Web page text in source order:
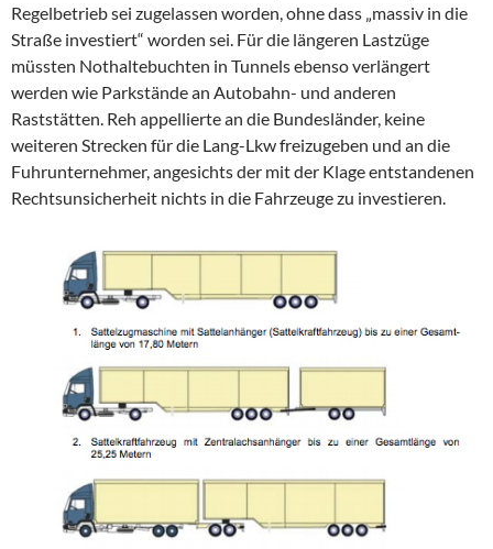
Regelbetrieb sei zugelassen worden, ohne dass „massiv in die
Straße investiert“ worden sei. Für die längeren Lastzüge
müssten Nothaltebuchten in Tunnels ebenso verlängert
werden wie Parkstände an Autobahn- und anderen
Raststätten. Reh appellierte an die Bundesländer, keine
weiteren Strecken für die Lang-Lkw freizugeben und an die
Fuhrunternehmer, angesichts der mit der Klage entstandenen
Rechtsunsicherheit nichts in die Fahrzeuge zu investieren.